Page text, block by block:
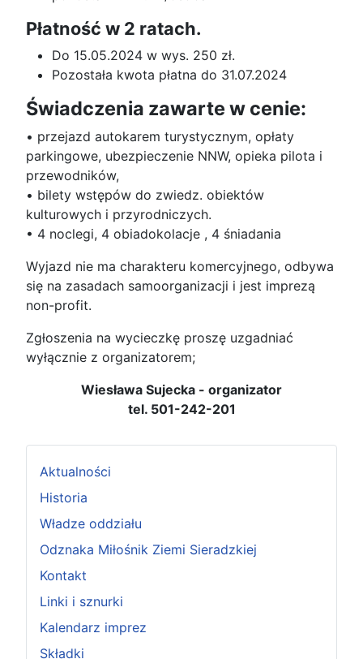
Aktualności
Historia
Władze oddziału
Odznaka Miłośnik Ziemi Sieradzkiej
Kontakt
Linki i sznurki
Kalendarz imprez
Składki
Płatność w 2 ratach.
Do 15.05.2024 w wys. 250 zł.
Pozostała kwota płatna do 31.07.2024
Świadczenia zawarte w cenie:
• przejazd autokarem turystycznym, opłaty
parkingowe, ubezpieczenie NNW, opieka pilota i
przewodników,
• bilety wstępów do zwiedz. obiektów
kulturowych i przyrodniczych.
• 4 noclegi, 4 obiadokolacje , 4 śniadania
Wyjazd nie ma charakteru komercyjnego, odbywa
się na zasadach samoorganizacji i jest imprezą
non-profit.
Zgłoszenia na wycieczkę proszę uzgadniać
wyłącznie z organizatorem;
Wiesława Sujecka - organizator
tel. 501-242-201